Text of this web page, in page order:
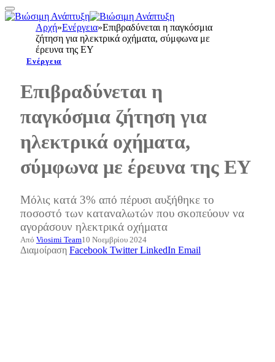
Αρχή»Ενέργεια»Επιβραδύνεται η παγκόσμια
ζήτηση για ηλεκτρικά οχήματα, σύμφωνα με
έρευνα της ΕΥ
Ενέργεια
Επιβραδύνεται η
παγκόσμια ζήτηση για
ηλεκτρικά οχήματα,
σύμφωνα με έρευνα της ΕΥ
Μόλις κατά 3% από πέρυσι αυξήθηκε το
ποσοστό των καταναλωτών που σκοπεύουν να
αγοράσουν ηλεκτρικά οχήματα
Από Viosimi Team10 Νοεμβρίου 2024
Διαμοίραση Facebook Twitter LinkedIn Email